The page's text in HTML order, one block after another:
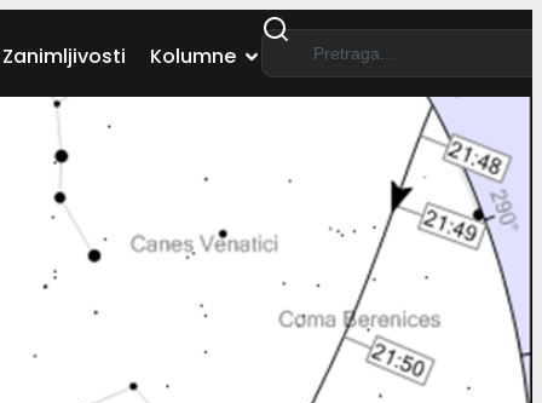
Zanimljivosti Kolumne